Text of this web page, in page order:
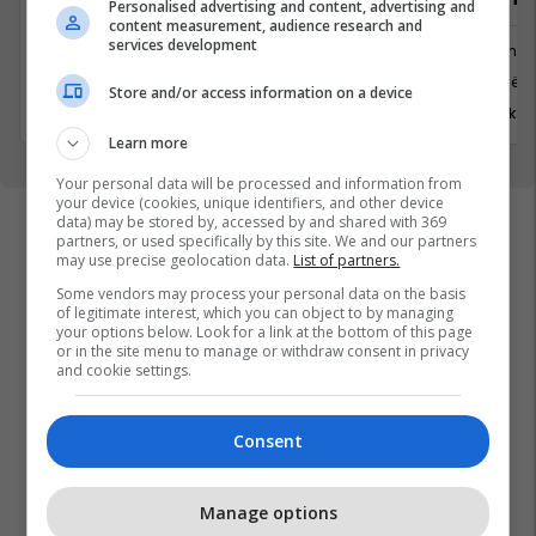
Prizren
3 Korrik 2026
Prishtinë
17 Korrik
Personalised advertising and content, advertising and
content measurement, audience research and
services development
Store and/or access information on a device
Learn more
Your personal data will be processed and information from
your device (cookies, unique identifiers, and other device
data) may be stored by, accessed by and shared with 369
partners, or used specifically by this site. We and our partners
may use precise geolocation data. List of partners.
Some vendors may process your personal data on the basis
of legitimate interest, which you can object to by managing
your options below. Look for a link at the bottom of this page
or in the site menu to manage or withdraw consent in privacy
and cookie settings.
Consent
Manage options